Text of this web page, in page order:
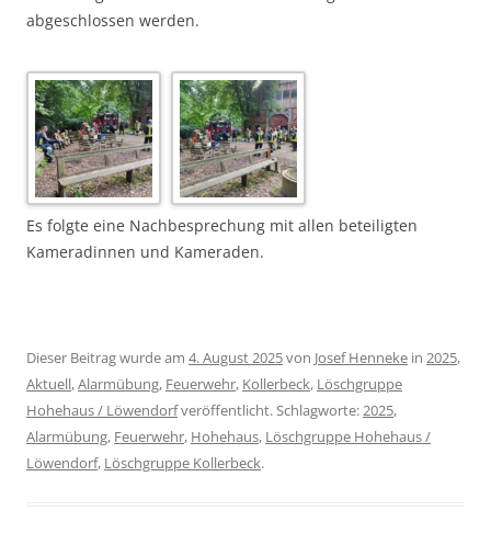
abgeschlossen werden.
Es folgte eine Nachbesprechung mit allen beteiligten
Kameradinnen und Kameraden.
Dieser Beitrag wurde am 4. August 2025von Josef Henneke in 2025,
Aktuell,Alarmübung, Feuerwehr, Kollerbeck, Löschgruppe
Hohehaus / Löwendorfveröffentlicht. Schlagworte:2025,
Alarmübung, Feuerwehr, Hohehaus, Löschgruppe Hohehaus /
Löwendorf, Löschgruppe Kollerbeck.